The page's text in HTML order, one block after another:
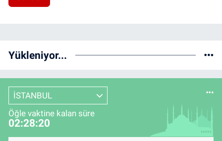
Yükleniyor...
İSTANBUL
Öğle vaktine kalan süre
02:28:19